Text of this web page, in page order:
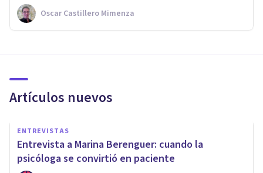
Oscar Castillero Mimenza
Artículos nuevos
ENTREVISTAS
Entrevista a Marina Berenguer: cuando la
psicóloga se convirtió en paciente